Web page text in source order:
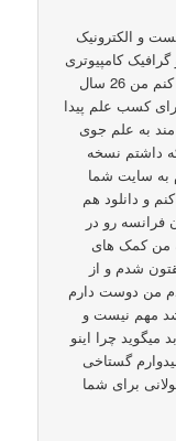
و الکترونیک
گرافیک کامپیوتری
نتوانستم این علوم رو اونطور که باید دنبال کنم من 26 سال
کسب علم پیدا
به علم جوی
داشتم نسخه
به سایت شما
و دانلود هم
فرانسه رو در
من کمک های
شدم و از
من دوست دارم
مهم نیست و
میگوید چرا اینو
گستاخی
برای شما